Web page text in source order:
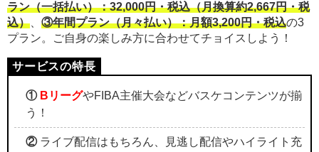
ラン（一括払い）：32,000円・税込（月換算約2,667円・税
込）、 ③年間プラン（月々払い）：月額3,200円・税込の3
プラン。ご自身の楽しみ方に合わせてチョイスしよう！
① BリーグやFIBA主催大会などバスケコンテンツが揃
う！
②ライブ配信はもちろん、見逃し配信やハイライト充